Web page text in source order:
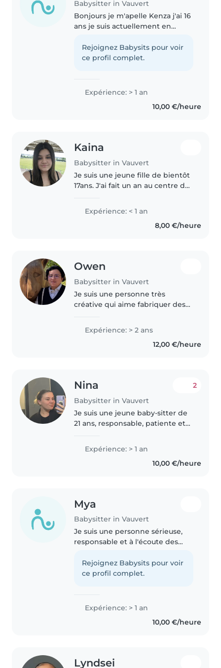
Babysitter in Vauvert
Bonjours je m'apelle Kenza j'ai 16
ans je suis actuellement en
dessin, et les activités manuelles.
Je peux également aider avec
Rejoignez Babysits pour voir
ce profil complet.
Expérience: > 1 an
10,00 €/heure
Kaina
Babysitter in Vauvert
Je suis une jeune fille de bientôt
17ans. J'ai fait un an au centre de
enfant en maternelle. Je suis
patiente et à l'écoute, très
empathique et bienveillante...
Expérience: < 1 an
8,00 €/heure
Owen
Babysitter in Vauvert
Je suis une personne très
créative qui aime fabriquer des
je suis également très énergique
et je fais beaucoup de sport ce
qui me permet de plaire..
Expérience: > 2 ans
12,00 €/heure
Nina
Babysitter in Vauvert
2
Je suis une jeune baby-sitter de
21 ans, responsable, patiente et
résume à des stages en crèche
ainsi que des gardes d'enfants à..
Expérience: > 1 an
10,00 €/heure
Mya
Babysitter in Vauvert
Je suis une personne sérieuse,
responsable et à l'écoute des
activités créatives, aider aux
devoirs et assurer leur sécurité
Rejoignez Babysits pour voir
ce profil complet.
Expérience: > 1 an
10,00 €/heure
Lyndsei